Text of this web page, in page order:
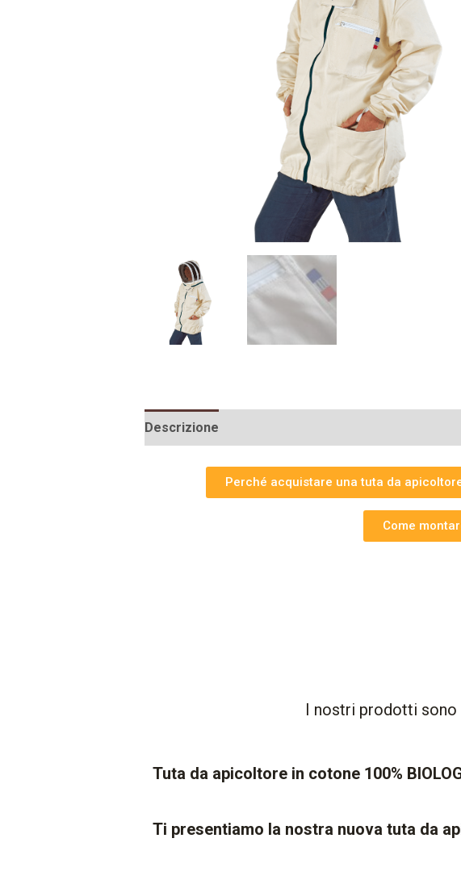
Descrizione
Perché acquistare una tuta da
Come
I nostri prodotti
Tuta da apicoltore in cotone 100%
Ti presentiamo la nostra nuova tuta da